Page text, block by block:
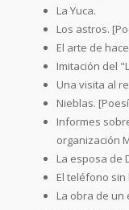
La Yuca.
Los astros.
El arte de
Imitación del
Una visita al
Nieblas.
Informes
organización
La esposa de
El teléfono sin
La obra de un